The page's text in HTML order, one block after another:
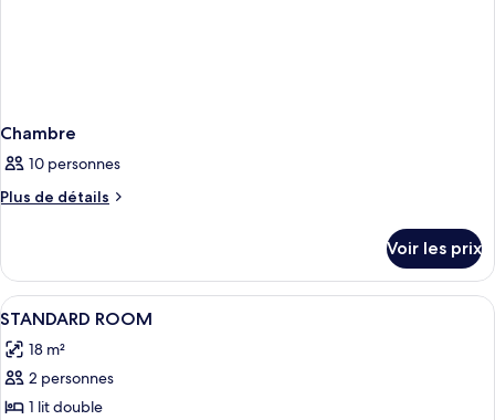
Chambre
10 personnes
Plus de détails
Plus
le
type
de
Chambre
Voir les prix
Afficher
toutes
les
photos
pour
7
STANDARD ROOM
18 m²
2 personnes
1 lit double